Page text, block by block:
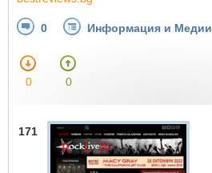
0 Информация и Медии
0 0
171